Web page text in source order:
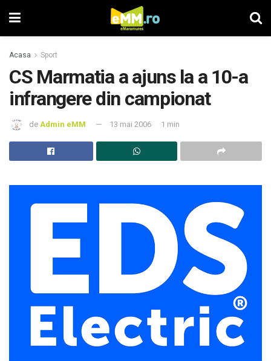
Acasa Sport
CS Marmatia a ajuns la a 10-a
infrangere din campionat
de Admin eMM 13 mai 2006 1 min